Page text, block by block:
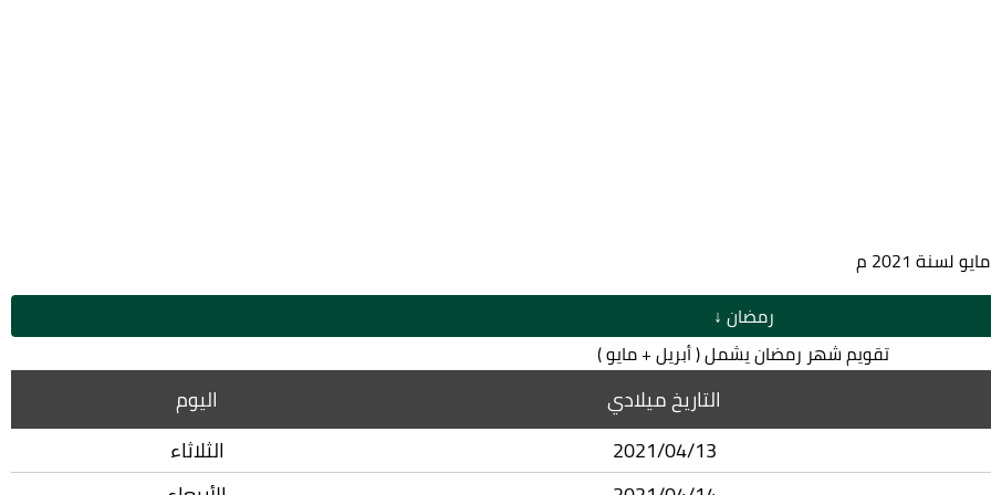
رمضان ↓
تقويم شهر رمضان يشمل ( أبريل + مايو )
التاريخ ميلادي
اليوم
2021/04/13
الثلاثاء